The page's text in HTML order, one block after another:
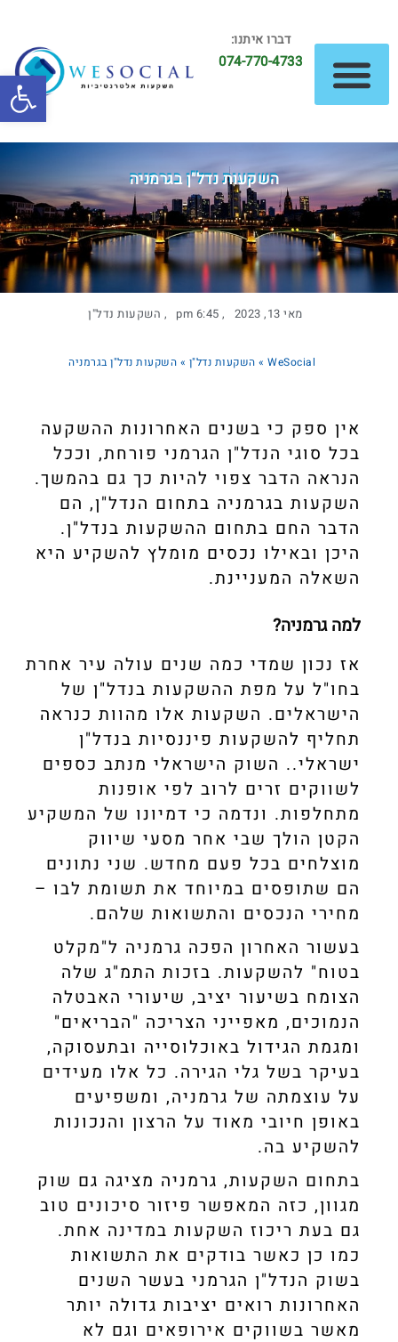
דברו איתנו:
074-770-4733
השקעות נדל"ן בגרמניה
מאי 13, 2023 ,
6:45 pm
, השקעות נדל"ן
WeSocial
» השקעות נדל"ן » השקעות נדל"ן בגרמניה
אין ספק כי בשנים האחרונות ההשקעה
בכל סוגי הנדל"ן הגרמני פורחת, וככל
הנראה הדבר צפוי להיות כך גם בהמשך.
השקעות בגרמניה בתחום הנדל"ן, הם
הדבר החם בתחום ההשקעות בנדל"ן.
היכן ובאילו נכסים מומלץ להשקיע היא
השאלה המעניינת.
למה גרמניה?
אז נכון שמדי כמה שנים עולה עיר אחרת
בחו"ל על מפת ההשקעות בנדל"ן של
הישראלים. השקעות אלו מהוות כנראה
תחליף להשקעות פיננסיות בנדל"ן
ישראלי.. השוק הישראלי מנתב כספים
לשווקים זרים לרוב לפי אופנות
מתחלפות. ונדמה כי דמיונו של המשקיע
הקטן הולך שבי אחר מסעי שיווק
מוצלחים בכל פעם מחדש. שני נתונים
הם שתופסים במיוחד את תשומת לבו –
מחירי הנכסים והתשואות שלהם.
בעשור האחרון הפכה גרמניה ל"מקלט
בטוח" להשקעות. בזכות התמ"ג שלה
הצומח בשיעור יציב, שיעורי האבטלה
הנמוכים, מאפייני הצריכה "הבריאים"
ומגמת הגידול באוכלוסייה ובתעסוקה,
בעיקר בשל גלי הגירה. כל אלו מעידים
על עוצמתה של גרמניה, ומשפיעים
באופן חיובי מאוד על הרצון והנכונות
להשקיע בה.
בתחום השקעות, גרמניה מציגה גם שוק
מגוון, כזה המאפשר פיזור סיכונים טוב
גם בעת ריכוז השקעות במדינה אחת.
כמו כן כאשר בודקים את התשואות
בשוק הנדל"ן הגרמני בעשר השנים
האחרונות רואים יציבות גדולה יותר
מאשר בשווקים אירופאים וגם לא
פתח